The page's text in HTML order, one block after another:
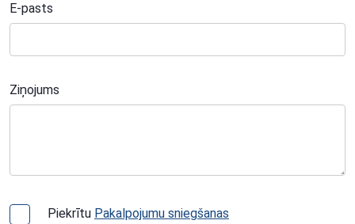
E-pasts
Ziņojums
Piekrītu Pakalpojumu sniegšanas